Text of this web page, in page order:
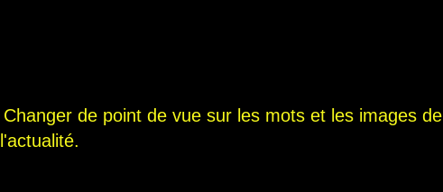
Changer de point de vue sur les mots et les images de
l'actualité.